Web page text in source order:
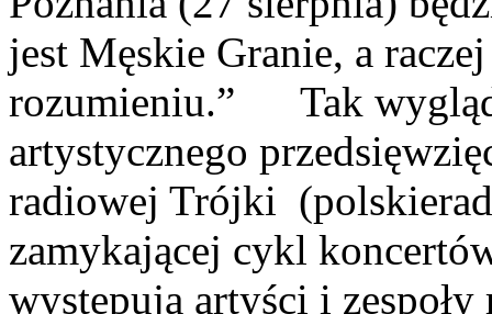
jest Męskie Granie, a
rozumieniu.” Tak
artystycznego
radiowej Trójki
zamykającej cykl
występują artyści i